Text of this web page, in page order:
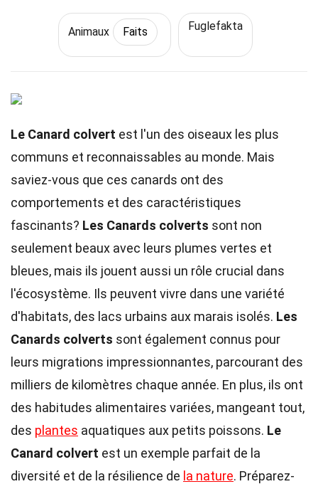
Animaux Faits Fuglefakta
Le Canard colvert est l'un des oiseaux les plus
communs et reconnaissables au monde. Mais
saviez-vous que ces canards ont des
comportements et des caractéristiques
fascinants? Les Canards colverts sont non
seulement beaux avec leurs plumes vertes et
bleues, mais ils jouent aussi un rôle crucial dans
l'écosystème. Ils peuvent vivre dans une variété
d'habitats, des lacs urbains aux marais isolés. Les
Canards colverts sont également connus pour
leurs migrations impressionnantes, parcourant des
milliers de kilomètres chaque année. En plus, ils ont
des habitudes alimentaires variées, mangeant tout,
des plantes aquatiques aux petits poissons. Le
Canard colvert est un exemple parfait de la
diversité et de la résilience de la nature. Préparez-